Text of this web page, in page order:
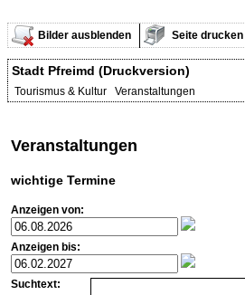
Bilder ausblenden Seite drucken
Stadt Pfreimd (Druckversion)
Tourismus & Kultur Veranstaltungen
Veranstaltungen
wichtige Termine
Anzeigen von:
Anzeigen bis:
Suchtext: